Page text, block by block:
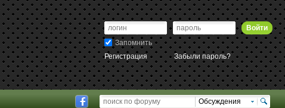
Войти
Запомнить
Регистрация
Забыли пароль?
Обсуждения